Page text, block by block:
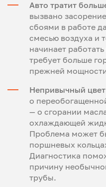
Авто тратит
вызвано
сбоями в работе
смесью воздуха и
начинает
требует больше
прежней
Непривычный
о
— о сгорании
охлаждающей
Проблема может
поршневых
Диагностика
причину
трубы.